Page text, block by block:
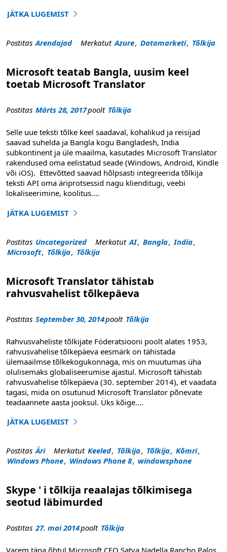
JÄTKA LUGEMIST
"Meeldetuletus: Teisalda tõlkija API tellimused
Postitas Arendajad Merkatut Azure, Datamarketi, Tõlkija
Microsoft teatab Bangla, uusim keel
toetab Microsoft Translator
Postitas Märts 28, 2017poolt Tõlkija
Selle uue teksti tõlke keel saadaval, kohalikud ja reisijad
saavad suhelda ja Bangla kogu Bangladesh, India
subkontinent ja üle maailma, kasutades Microsoft Translator
rakendused oma eelistatud seade (Windows, Android, Kindle
või iOS). Ettevõtted saavad hõlpsasti integreerida tõlkija
teksti API oma äriprotsessid nagu klienditugi, veebi
lokaliseerimine, koolitus....
JÄTKA LUGEMIST
"Microsoft teatab Bangla, uusim keel toetab Microsoft
Postitas Uncategorized Merkatut AI, Bangla, India,
Microsoft, Tõlkija, Tõlkija
Microsoft Translator tähistab
rahvusvahelist tõlkepäeva
Postitas September 30, 2014poolt Tõlkija
Rahvusvaheliste tõlkijate Föderatsiooni poolt alates 1953,
rahvusvahelise tõlkepäeva eesmärk on tähistada
ülemaailmse tõlkekogukonnaga, mis on muutumas üha
olulisemaks globaliseerumise ajastul. Microsoft tähistab
rahvusvahelise tõlkepäeva (30. september 2014), et vaadata
tagasi, mida on osutunud Microsoft Translator põnevate
teadaannete aasta jooksul. Üks kõige....
JÄTKA LUGEMIST
"Microsoft Translator tähistab rahvusvahelist
Postitas Äri Merkatut Keeled, Tõlkija, Tõlkija, Kõmri,
Windows Phone, Windows Phone 8, windowsphone
Skype ' i tõlkija reaalajas tõlkimisega
seotud läbimurded
Postitas 27. mai 2014poolt Tõlkija
Varem täna õhtul Microsoft CEO Satya Nadella Rancho Palos